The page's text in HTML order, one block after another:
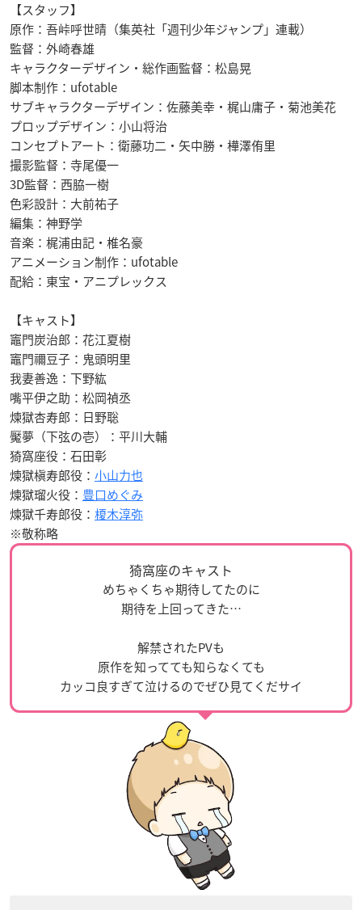
【スタッフ】
原作：吾峠呼世晴（集英社「週刊少年ジャンプ」連載）
監督：外崎春雄
キャラクターデザイン・総作画監督：松島晃
脚本制作：ufotable
サブキャラクターデザイン：佐藤美幸・梶山庸子・菊池美花
プロップデザイン：小山将治
コンセプトアート：衛藤功二・矢中勝・樺澤侑里
撮影監督：寺尾優一
3D監督：西脇一樹
色彩設計：大前祐子
編集：神野学
音楽：梶浦由記・椎名豪
アニメーション制作：ufotable
配給：東宝・アニプレックス
【キャスト】
竈門炭治郎：花江夏樹
竈門禰豆子：鬼頭明里
我妻善逸：下野紘
嘴平伊之助：松岡禎丞
煉獄杏寿郎：日野聡
魘夢（下弦の壱）：平川大輔
猗窩座役：石田彰
煉獄槇寿郎役： 小山力也
煉獄瑠火役： 豊口めぐみ
煉獄千寿郎役： 榎木淳弥
※敬称略
猗窩座のキャスト
めちゃくちゃ期待してたのに
期待を上回ってきた…
解禁されたPVも
原作を知ってても知らなくても
カッコ良すぎて泣けるのでぜひ見てくだサイ